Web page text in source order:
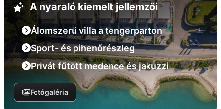
A nyaraló kiemelt jellemzői
Álomszerű villa a tengerparton
Sport- és pihenőrészleg
Privát fűtött medence és jakuzzi
Fotógaléria